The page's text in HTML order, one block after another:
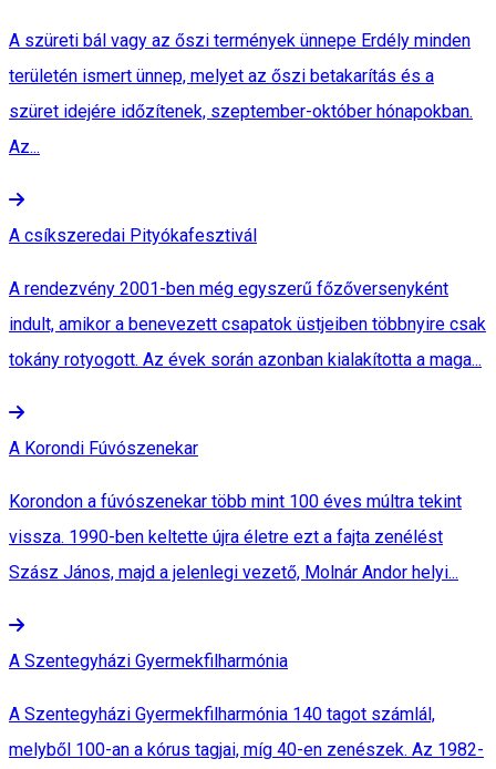
A szüreti bál vagy az őszi termények ünnepe Erdély minden
területén ismert ünnep, melyet az őszi betakarítás és a
szüret idejére időzítenek, szeptember-október hónapokban.
Az...
A csíkszeredai Pityókafesztivál
A rendezvény 2001-ben még egyszerű főzőversenyként
indult, amikor a benevezett csapatok üstjeiben többnyire csak
tokány rotyogott. Az évek során azonban kialakította a maga...
A Korondi Fúvószenekar
Korondon a fúvószenekar több mint 100 éves múltra tekint
vissza. 1990-ben keltette újra életre ezt a fajta zenélést
Szász János, majd a jelenlegi vezető, Molnár Andor helyi...
A Szentegyházi Gyermekfilharmónia
A Szentegyházi Gyermekfilharmónia 140 tagot számlál,
melyből 100-an a kórus tagjai, míg 40-en zenészek. Az 1982-